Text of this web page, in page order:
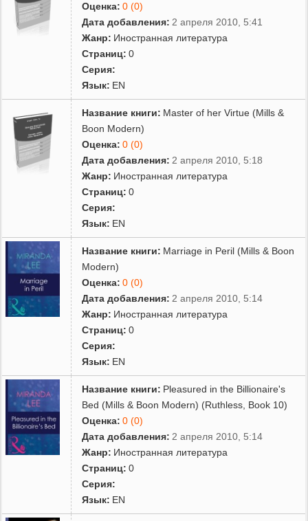
Оценка: 0 (0)
Дата добавления: 2 апреля 2010, 5:41
Жанр: Иностранная литература
Страниц: 0
Серия:
Язык: EN
Название книги: Master of her Virtue (Mills &
Boon Modern)
Оценка: 0 (0)
Дата добавления: 2 апреля 2010, 5:18
Жанр: Иностранная литература
Страниц: 0
Серия:
Язык: EN
Название книги: Marriage in Peril (Mills & Boon
Modern)
Оценка: 0 (0)
Дата добавления: 2 апреля 2010, 5:14
Жанр: Иностранная литература
Страниц: 0
Серия:
Язык: EN
Название книги: Pleasured in the Billionaire's
Bed (Mills & Boon Modern) (Ruthless, Book 10)
Оценка: 0 (0)
Дата добавления: 2 апреля 2010, 5:14
Жанр: Иностранная литература
Страниц: 0
Серия:
Язык: EN